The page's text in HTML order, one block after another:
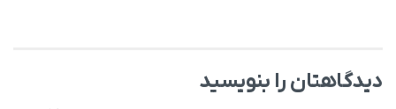
دیدگاهتان را بنویسید